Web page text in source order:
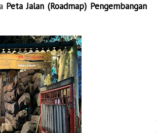
Peta Jalan (Roadmap) Pengembangan